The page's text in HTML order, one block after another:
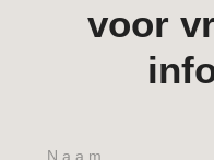
voor